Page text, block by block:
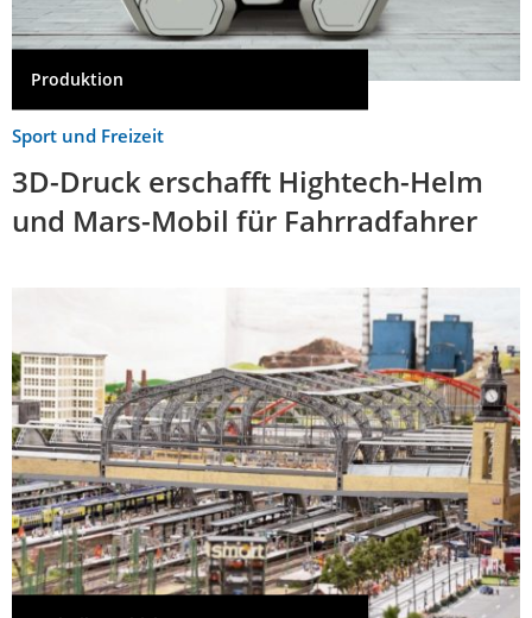
Produktion
Sport und Freizeit
3D-Druck erschafft Hightech-Helm
und Mars-Mobil für Fahrradfahrer